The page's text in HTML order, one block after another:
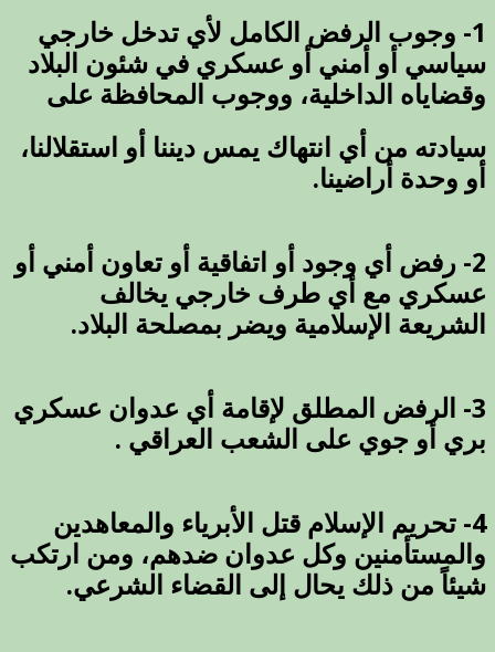
1- وجوب الرفض الكامل لأي تدخل خارجي
سياسي أو أمني أو عسكري في شئون البلاد
وقضاياه الداخلية، ووجوب المحافظة على
سيادته من أي انتهاك يمس ديننا أو استقلالنا،
أو وحدة أراضينا.
2- رفض أي وجود أو اتفاقية أو تعاون أمني أو
عسكري مع أي طرف خارجي يخالف
الشريعة الإسلامية ويضر بمصلحة البلاد.
3- الرفض المطلق لإقامة أي عدوان عسكري
بري أو جوي على الشعب العراقي .
4- تحريم الإسلام قتل الأبرياء والمعاهدين
والمستأمنين وكل عدوان ضدهم، ومن ارتكب
شيئاً من ذلك يحال إلى القضاء الشرعي.